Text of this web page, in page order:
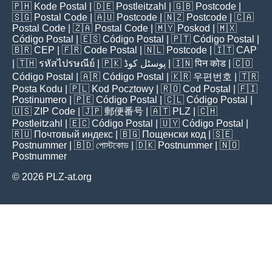
🇵🇭 Kode Postal | 🇩🇪 Postleitzahl | 🇬🇧 Postcode
🇸🇬 Postal Code | 🇦🇺 Postcode | 🇳🇿 Postcode | 🇨🇦
Postal Code | 🇿🇦 Postal Code | 🇲🇾 Poskod
| 🇲🇽
Código Postal
| 🇪🇸 Código Postal | 🇵🇹 Código Postal
🇧🇷 CEP | 🇫🇷 Code Postal | 🇳🇱 Postcode | 🇮🇹 CAP
| 🇹🇭 รหัสไปรษณีย์ | 🇵🇰 پوسٹل کوڈ | 🇮🇳पिन कोड | 🇨🇴
Código Postal
| 🇦🇷 Código Postal | 🇰🇷 우편번호
| 🇹🇷
Posta Kodu | 🇵🇱 Kod Pocztowy | 🇷🇴 Cod Poștal
| 🇫🇮
Postinumero | 🇵🇪 Código Postal | 🇨🇱 Código Postal
🇺🇸 ZIP Code | 🇯🇵 郵便番号 | 🇦🇹 PLZ | 🇨🇭
Postleitzahl
| 🇪🇨 Código Postal | 🇺🇾 Código Postal
🇷🇺 Почтовый индекс | 🇧🇬 Пощенски код | 🇸🇪
Postnummer | 🇧🇩 পোস্টকোড | 🇩🇰 Postnummer | 🇳🇴
Postnummer
© 2026 PLZ-at.org